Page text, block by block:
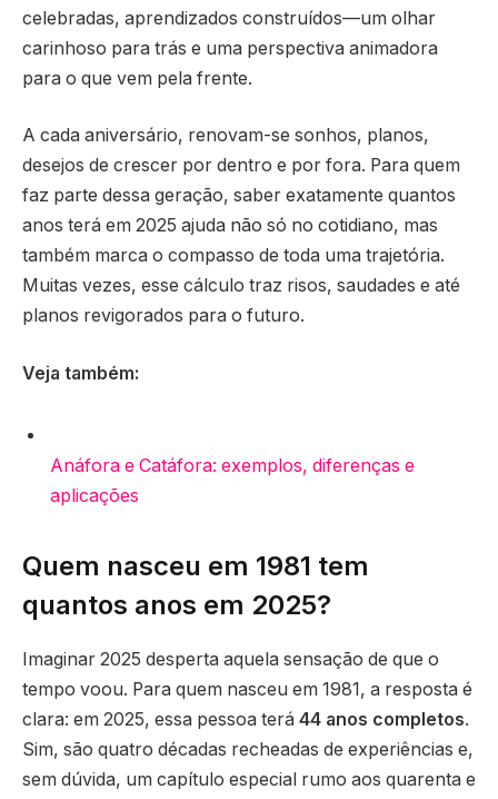
celebradas, aprendizados construídos—um olhar
carinhoso para trás e uma perspectiva animadora
para o que vem pela frente.
A cada aniversário, renovam-se sonhos, planos,
desejos de crescer por dentro e por fora. Para quem
faz parte dessa geração, saber exatamente quantos
anos terá em 2025 ajuda não só no cotidiano, mas
também marca o compasso de toda uma trajetória.
Muitas vezes, esse cálculo traz risos, saudades e até
planos revigorados para o futuro.
Veja também:
Anáfora e Catáfora: exemplos, diferenças e
aplicações
Quem nasceu em 1981 tem
quantos anos em 2025?
Imaginar 2025 desperta aquela sensação de que o
tempo voou. Para quem nasceu em 1981, a resposta é
clara: em 2025, essa pessoa terá 44 anos completos.
Sim, são quatro décadas recheadas de experiências e,
sem dúvida, um capítulo especial rumo aos quarenta e